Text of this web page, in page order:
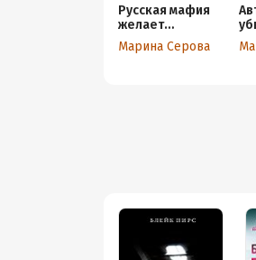
Русская мафия
желает
познакомиться
Марина Серова